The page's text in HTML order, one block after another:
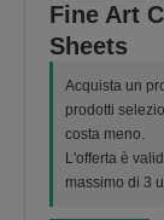
Fine Art
Sheets
Acquista un
prodotti
costa meno.
L'offerta è
massimo di 3